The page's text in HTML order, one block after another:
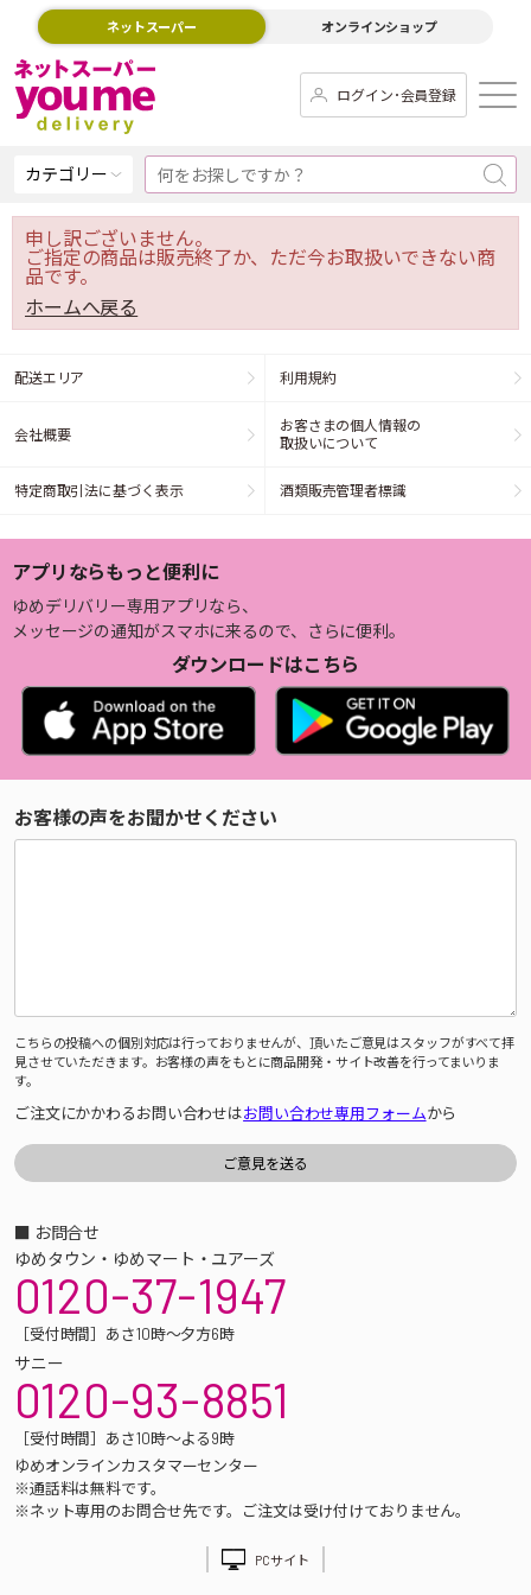
ネットスーパー オンラインショップ
ログイン･会員登録
カテゴリー
申し訳ございません。
ご指定の商品は販売終了か、ただ今お取扱いできない商
品です。
ホームへ戻る
配送エリア 利用規約
会社概要
お客さまの個人情報の
取扱いについて
特定商取引法に基づく表示 酒類販売管理者標識
アプリならもっと便利に
ゆめデリバリー専用アプリなら、
メッセージの通知がスマホに来るので、さらに便利。
ダウンロードはこちら
お客様の声をお聞かせください
こちらの投稿への個別対応は行っておりませんが、頂いたご意見はスタッフがすべて拝
見させていただきます。お客様の声をもとに商品開発・サイト改善を行ってまいりま
す。
ご注文にかかわるお問い合わせはお問い合わせ専用フォームから
■ お問合せ
ゆめタウン・ゆめマート・ユアーズ
0120-37-1947
［受付時間］あさ10時～夕方6時
サニー
0120-93-8851
［受付時間］あさ10時～よる9時
ゆめオンラインカスタマーセンター
※通話料は無料です。
※ネット専用のお問合せ先です。ご注文は受け付けておりません。
PCサイト